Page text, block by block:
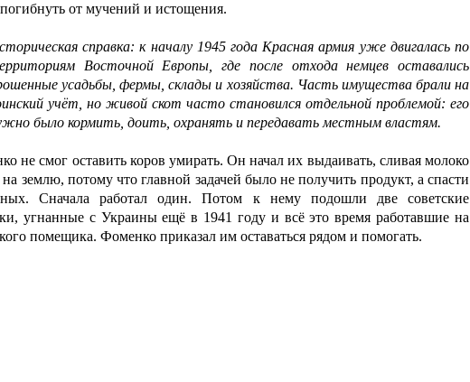
от мучений и истощения.
справка: к началу 1945 года Красная армия уже двигалась по
Восточной Европы, где после отхода немцев оставались
усадьбы, фермы, склады и хозяйства. Часть имущества брали на
учёт, но живой скот часто становился отдельной проблемой: его
было кормить, доить, охранять и передавать местным властям.
не смог оставить коров умирать. Он начал их выдаивать, сливая молоко
землю, потому что главной задачей было не получить продукт, а спасти
Сначала работал один. Потом к нему подошли две советские
угнанные с Украины ещё в 1941 году и всё это время работавшие на
помещика. Фоменко приказал им оставаться рядом и помогать.